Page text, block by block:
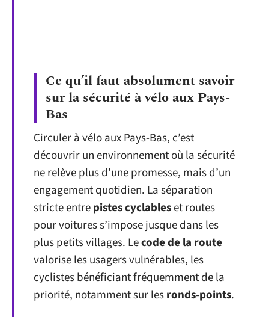
Ce qu’il faut absolument savoir
sur la sécurité à vélo aux Pays-
Bas
Circuler à vélo aux Pays-Bas, c’est
découvrir un environnement où la sécurité
ne relève plus d’une promesse, mais d’un
engagement quotidien. La séparation
stricte entrepistes cyclableset routes
pour voitures s’impose jusque dans les
plus petits villages. Lecode de la route
valorise les usagers vulnérables, les
cyclistes bénéficiant fréquemment de la
priorité, notamment sur lesronds-points.